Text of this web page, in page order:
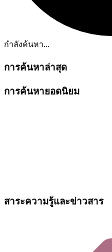
กำลังค้นหา...
การค้นหาล่าสุด
การค้นหายอดนิยม
สาระความรู้และข่าวสาร